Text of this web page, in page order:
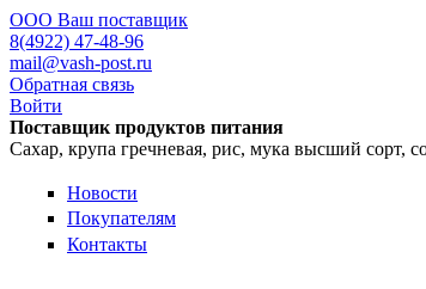
ООО Ваш поставщик
8(4922) 47-48-96
mail@vash-post.ru
Обратная связь
Войти
Поставщик продуктов питания
Сахар, крупа гречневая, рис, мука высший сорт,
Новости
Покупателям
Контакты